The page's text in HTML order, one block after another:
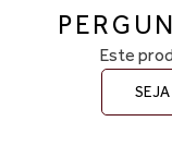
Este
SEJA